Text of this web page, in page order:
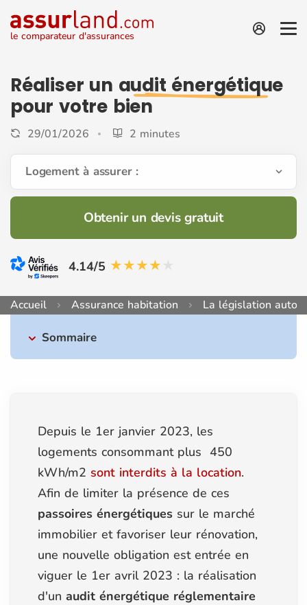
le comparateur d'assurances
Réaliser un audit énergétique
pour votre bien
29/01/2026 2 minutes
Logement à assurer :
Obtenir un devis gratuit
4.14/5
Accueil Assurance habitation La législation
Sommaire
Depuis le 1er janvier 2023, les
logements consommant plus 450
kWh/m2 sont interdits à la location.
Afin de limiter la présence de ces
passoires énergétiques sur le marché
immobilier et favoriser leur rénovation,
une nouvelle obligation est entrée en
viguer le 1er avril 2023 : la réalisation
d'un audit énergétique réglementaire